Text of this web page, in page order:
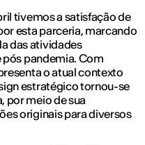
tivemos a satisfação de
esta parceria, marcando
das atividades
pós pandemia. Com
o atual contexto
estratégico tornou-se
por meio de sua
originais para diversos